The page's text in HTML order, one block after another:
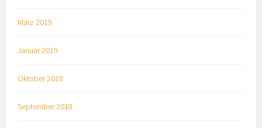
März 2019
Januar 2019
Oktober 2018
September 2018